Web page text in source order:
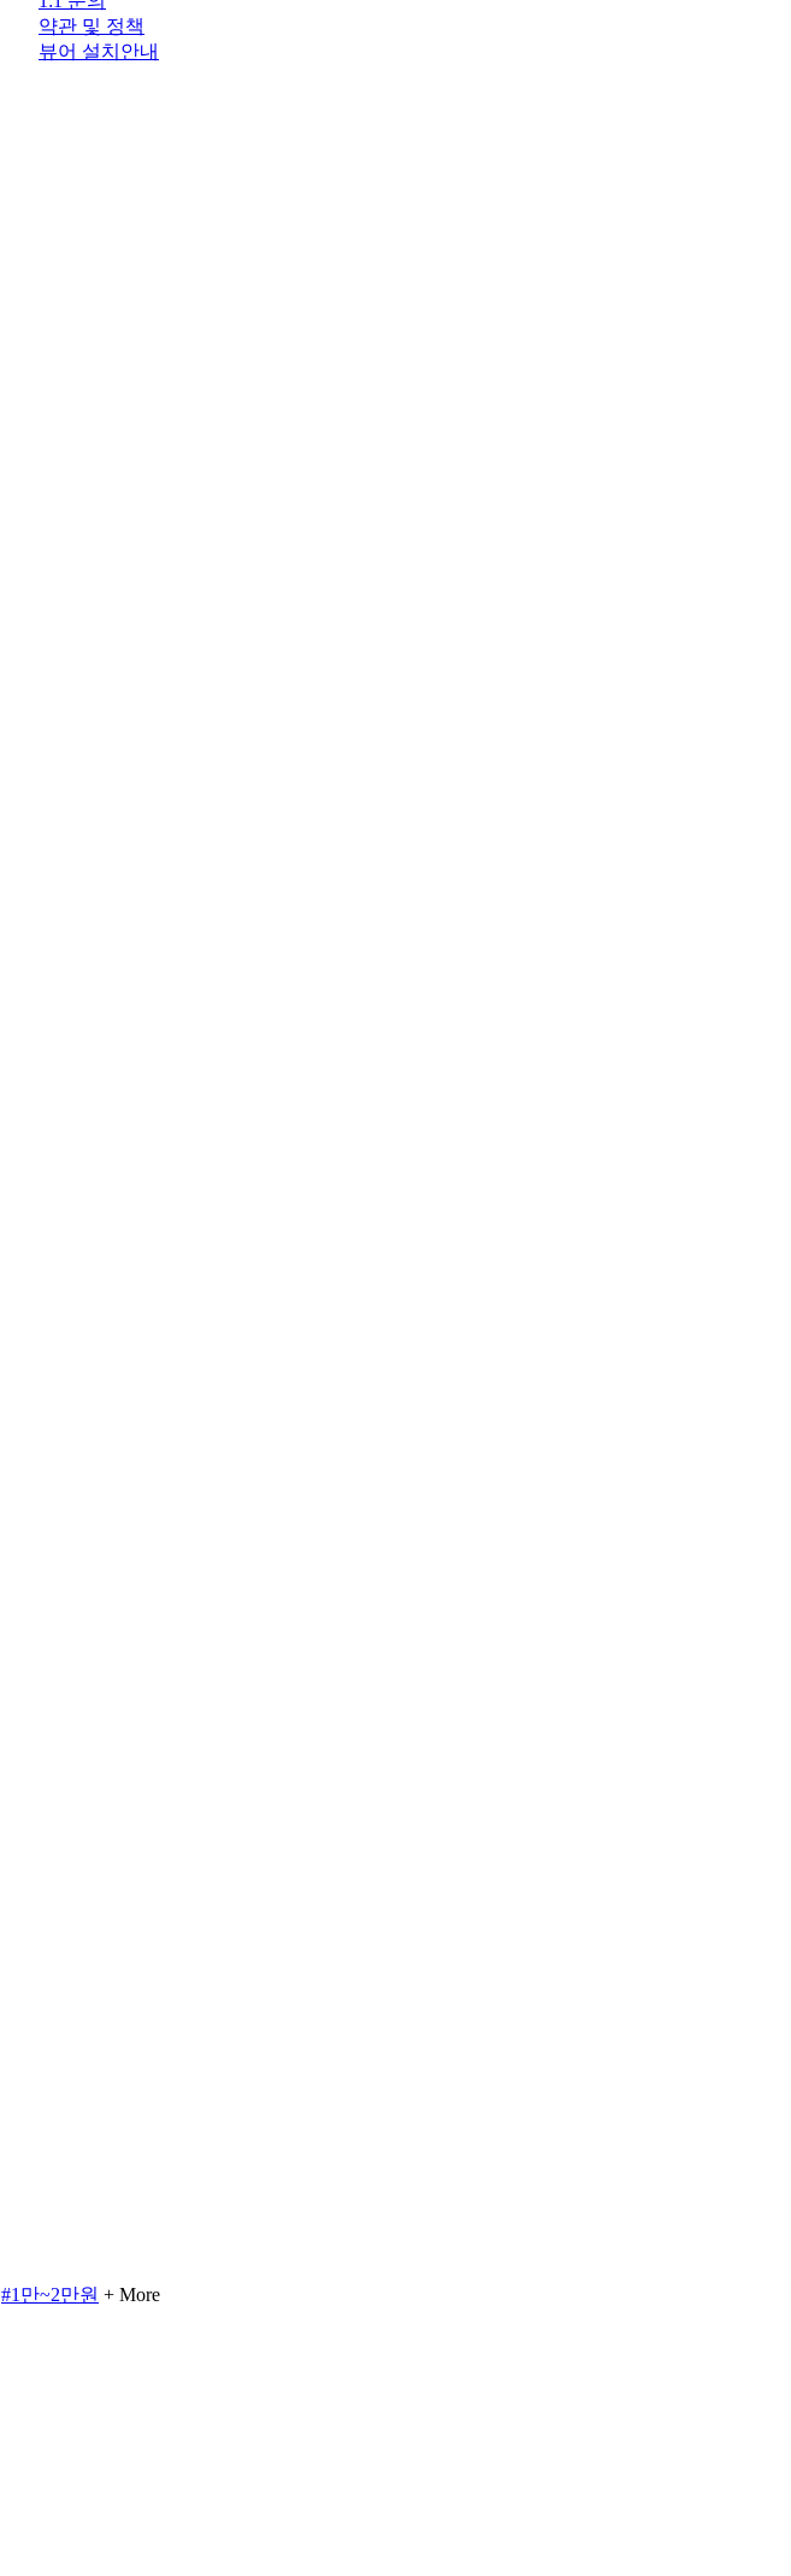
약관 및 정책
뷰어 설치안내
#1만~2만원 + More